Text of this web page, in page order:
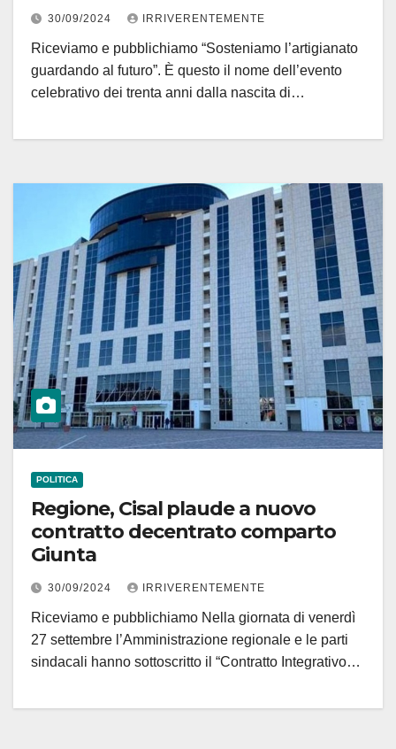
30/09/2024 IRRIVERENTEMENTE
Riceviamo e pubblichiamo “Sosteniamo l’artigianato
guardando al futuro”. È questo il nome dell’evento
celebrativo dei trenta anni dalla nascita di…
POLITICA
Regione, Cisal plaude a nuovo
contratto decentrato comparto
Giunta
30/09/2024 IRRIVERENTEMENTE
Riceviamo e pubblichiamo Nella giornata di venerdì
27 settembre l’Amministrazione regionale e le parti
sindacali hanno sottoscritto il “Contratto Integrativo…